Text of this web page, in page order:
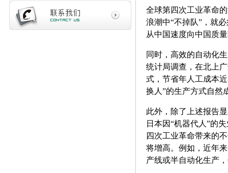
全球第四次工业革命
浪潮中“不掉队”，就
从中国速度向中国质
同时，高效的自动化
统计局调查，在北上
式，节省年人工成本
换人”的生产方式自然
此外，除了上述报告
日本因“机器代人”的
四次工业革命带来的
将增高。例如，近年
产线或半自动化生产